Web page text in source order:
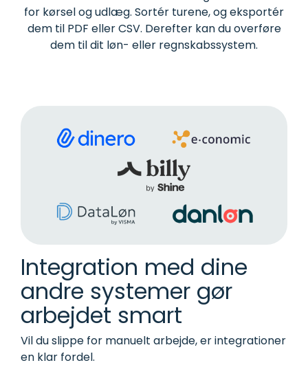
for kørsel og udlæg. Sortér turene, og eksportér
dem til PDF eller CSV. Derefter kan du overføre
dem til dit løn- eller regnskabssystem.
Integration med dine
andre systemer gør
arbejdet smart
Vil du slippe for manuelt arbejde, er integrationer
en klar fordel.